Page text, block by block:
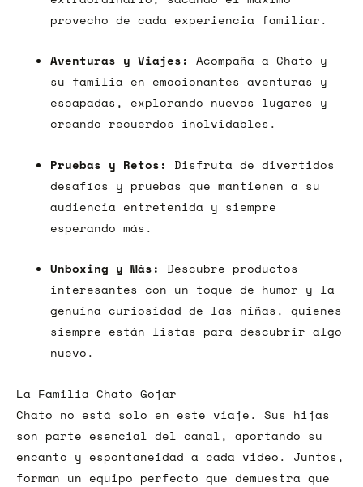
provecho de cada experiencia familiar.
Aventuras y Viajes: Acompaña a Chato y
su familia en emocionantes aventuras y
escapadas, explorando nuevos lugares y
creando recuerdos inolvidables.
Pruebas y Retos:
Disfruta de divertidos
desafíos y pruebas que mantienen a su
audiencia entretenida y siempre
esperando más.
Unboxing y Más:
Descubre productos
interesantes con un toque de humor y la
genuina curiosidad de las niñas, quienes
siempre están listas para descubrir algo
nuevo.
La Familia Chato Gojar
Chato no está solo en este viaje. Sus hijas
son parte esencial del canal, aportando su
encanto y espontaneidad a cada video. Juntos,
forman un equipo perfecto que demuestra que